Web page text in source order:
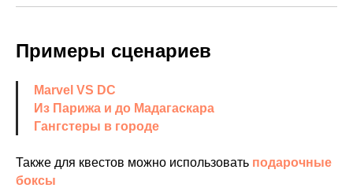
Примеры сценариев
Marvel VS DC
Из Парижа и до Мадагаскара
Гангстеры в городе
Также для квестов можно использовать подарочные
боксы